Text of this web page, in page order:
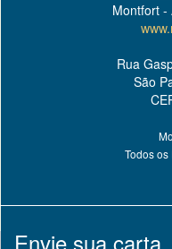
Montfort -
Rua
São
Todos
Envie sua carta